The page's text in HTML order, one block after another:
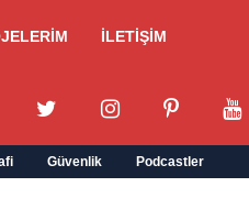
İLETİŞİM
Güvenlik Podcastler